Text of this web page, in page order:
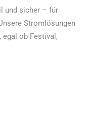
und sicher – für
Stromlösungen
egal ob Festival,